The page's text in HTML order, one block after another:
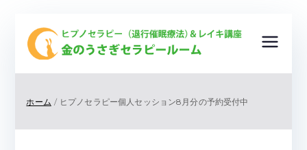
の
う
セラピ
療法）
ホーム ヒプノセラピー個人セッション8月分の予約受付中